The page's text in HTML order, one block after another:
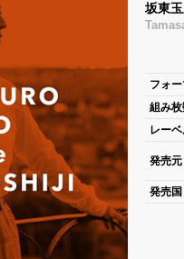
坂東
フォ
組み枚
レー
発売元
発売国